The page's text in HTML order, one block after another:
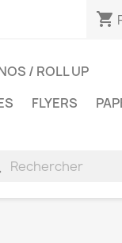
shopping_cart
/ ROLL UP
FLYERS